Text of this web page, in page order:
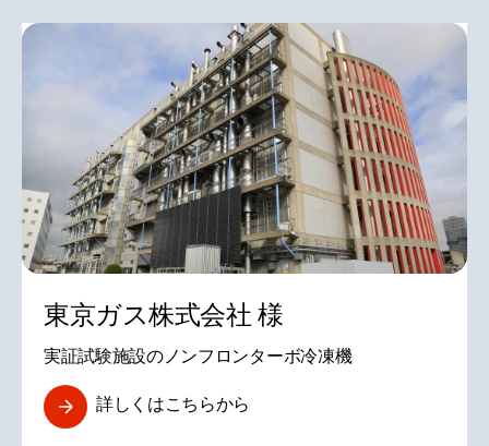
東京ガス株式会社 様
実証試験施設のノンフロンターボ冷凍機
詳しくはこちらから